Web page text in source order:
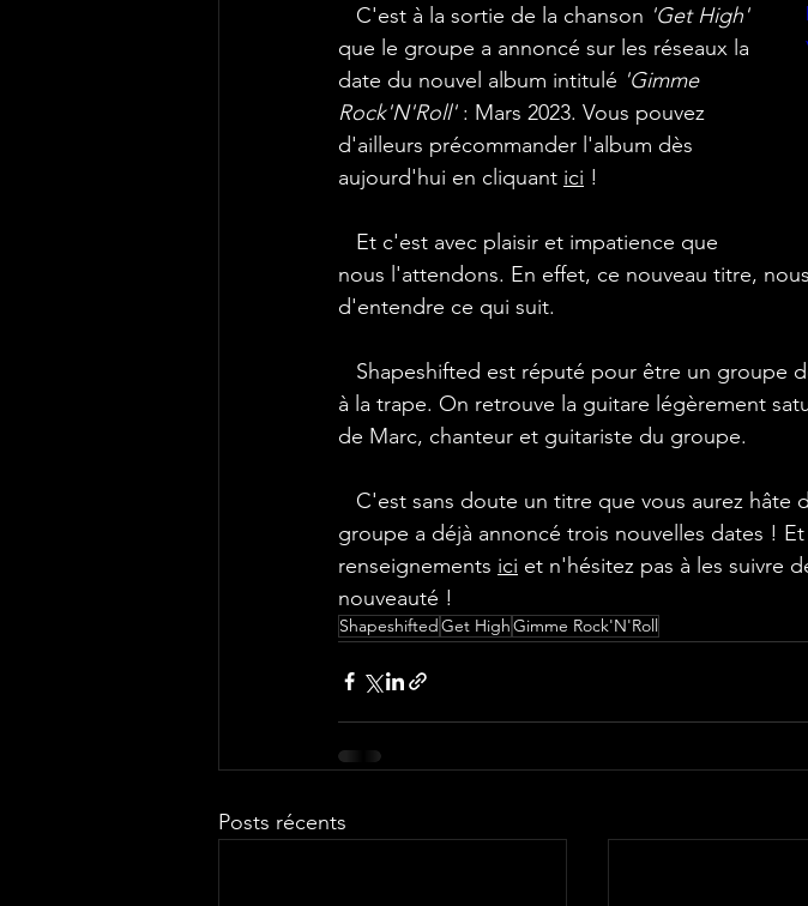
   C'est à la sortie de la chanson
'Get High'
que le groupe a annoncé sur les réseaux la
date du nouvel album intitulé 'Gimme
Rock'N'Roll' : Mars 2023. Vous pouvez
d'ailleurs précommander l'album dès
aujourd'hui en cliquant ici !
nous l'attendons. En effet, ce nouveau titre,
d'entendre ce qui suit.
à la trape. On retrouve la guitare légèrement
de Marc, chanteur et guitariste du groupe.
groupe a déjà annoncé trois nouvelles dates !
renseignements ici et n'hésitez pas à les suivre
nouveauté !
ShapeshiftedGet HighGimme Rock'N'Roll
Posts récents